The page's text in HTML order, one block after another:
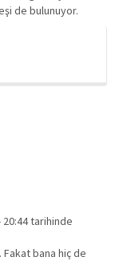
de bulunuyor.
20:44 tarihinde
Fakat bana hiç de